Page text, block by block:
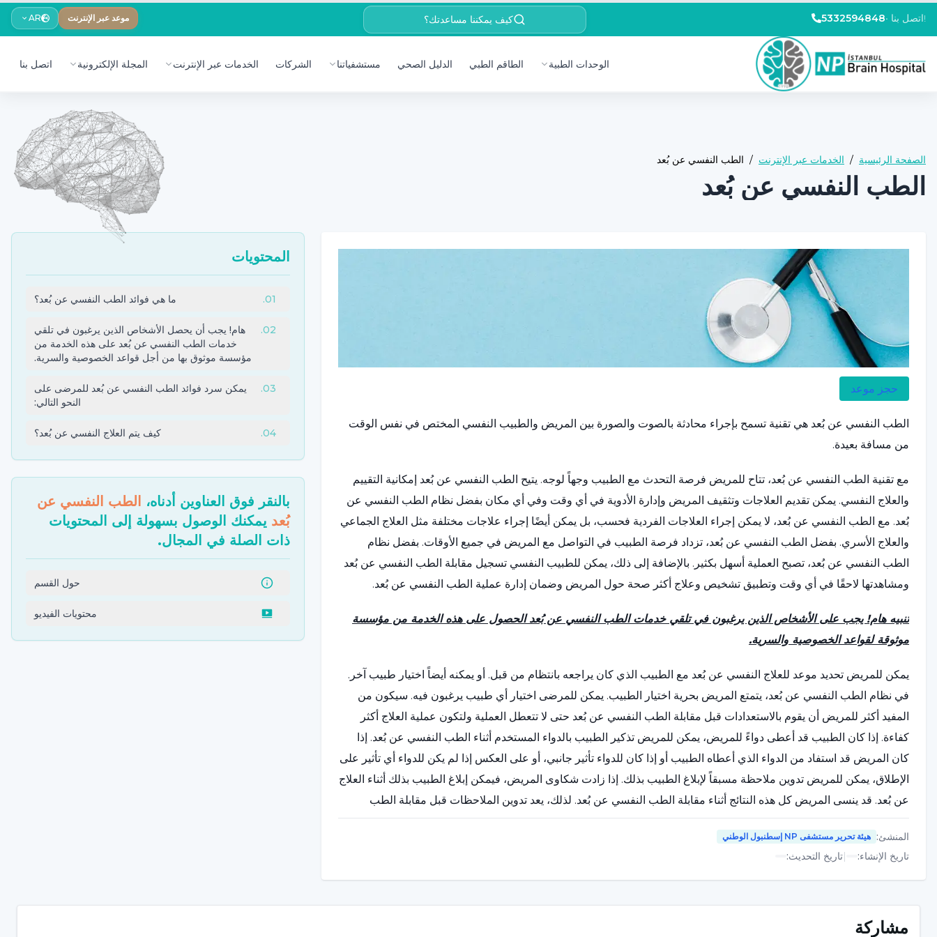
5332594848• اتصل بنا! كيف يمكننا مساعدتك؟ موعد عبر الإنترنت AR
الوحدات الطبية الطاقم الطبي الدليل الصحي مستشفياتنا الشركات الخدمات عبر الإنترنت المجلة الإلكترونية اتصل بنا
الصفحة الرئيسية / الخدمات عبر الإنترنت / الطب النفسي عن بُعد
الطب النفسي عن بُعد
حجز موعد
الطب النفسي عن بُعد هي تقنية تسمح بإجراء محادثة بالصوت والصورة بين المريض والطبيب النفسي المختص في نفس الوقت
من مسافة بعيدة.
مع تقنية الطب النفسي عن بُعد، تتاح للمريض فرصة التحدث مع الطبيب وجهاً لوجه. يتيح الطب النفسي عن بُعد إمكانية التقييم
والعلاج النفسي. يمكن تقديم العلاجات وتثقيف المريض وإدارة الأدوية في أي وقت وفي أي مكان بفضل نظام الطب النفسي عن
بُعد. مع الطب النفسي عن بُعد، لا يمكن إجراء العلاجات الفردية فحسب، بل يمكن أيضًا إجراء علاجات مختلفة مثل العلاج الجماعي
والعلاج الأسري. بفضل الطب النفسي عن بُعد، تزداد فرصة الطبيب في التواصل مع المريض في جميع الأوقات. بفضل نظام
الطب النفسي عن بُعد، تصبح العملية أسهل بكثير. بالإضافة إلى ذلك، يمكن للطبيب النفسي تسجيل مقابلة الطب النفسي عن بُعد
ومشاهدتها لاحقًا في أي وقت وتطبيق تشخيص وعلاج أكثر صحة حول المريض وضمان إدارة عملية الطب النفسي عن بُعد.
تنبيه هام! يجب على الأشخاص الذين يرغبون في تلقي خدمات الطب النفسي عن بُعد الحصول على هذه الخدمة من مؤسسة
موثوقة لقواعد الخصوصية والسرية.
يمكن للمريض تحديد موعد للعلاج النفسي عن بُعد مع الطبيب الذي كان يراجعه بانتظام من قبل. أو يمكنه أيضاً اختيار طبيب آخر.
في نظام الطب النفسي عن بُعد، يتمتع المريض بحرية اختيار الطبيب. يمكن للمرضى اختيار أي طبيب يرغبون فيه. سيكون من
المفيد أكثر للمريض أن يقوم بالاستعدادات قبل مقابلة الطب النفسي عن بُعد حتى لا تتعطل العملية ولتكون عملية العلاج أكثر
كفاءة. إذا كان الطبيب قد أعطى دواءً للمريض، يمكن للمريض تذكير الطبيب بالدواء المستخدم أثناء الطب النفسي عن بُعد. إذا
كان المريض قد استفاد من الدواء الذي أعطاه الطبيب أو إذا كان للدواء تأثير جانبي، أو على العكس إذا لم يكن للدواء أي تأثير على
الإطلاق، يمكن للمريض تدوين ملاحظة مسبقاً لإبلاغ الطبيب بذلك. إذا زادت شكاوى المريض، فيمكن إبلاغ الطبيب بذلك أثناء العلاج
عن بُعد. قد ينسى المريض كل هذه النتائج أثناء مقابلة الطب النفسي عن بُعد. لذلك، يعد تدوين الملاحظات قبل مقابلة الطب
النفسي عن بُعد مساهمة إيجابية للمريض والعملية.
يُعد الطب النفسي عن بُعد ميزة للطبيب أيضاً. يمكن للطبيب إنشاء وإدارة نظام مواعيد أكثر كفاءة مع المرضى في نظام الطب
النفسي عن بُعد. مع نظام الطب النفسي عن بُعد، يمكن للطبيب الوصول إلى المريض دون الحاجة إلى مستشفى أو عيادة. يمكن
تحسين العملية. يمكن أن يستمر نظام الطب النفسي عن بُعد طالما اتفق المريض والطبيب. لا يتعين عليهما الالتقاء بنظام الطب
المنشئ: هيئة تحرير مستشفى NP إسطنبول الوطني
تاريخ الإنشاء:
|تاريخ التحديث:
المحتويات
01
. ما هي فوائد الطب النفسي عن بُعد؟
02
.
هام! يجب أن يحصل الأشخاص الذين يرغبون في تلقي
خدمات الطب النفسي عن بُعد على هذه الخدمة من
مؤسسة موثوق بها من أجل قواعد الخصوصية والسرية.
03
.
يمكن سرد فوائد الطب النفسي عن بُعد للمرضى على
النحو التالي:
04
. كيف يتم العلاج النفسي عن بُعد؟
بالنقر فوق العناوين أدناه،
الطب النفسي عن
بُعد يمكنك الوصول بسهولة إلى المحتويات
ذات الصلة في المجال.
حول القسم
محتويات الفيديو
مشاركة